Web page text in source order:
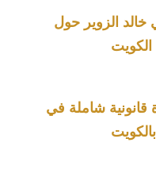
الزوير حول
الكويت
قانونية شاملة في